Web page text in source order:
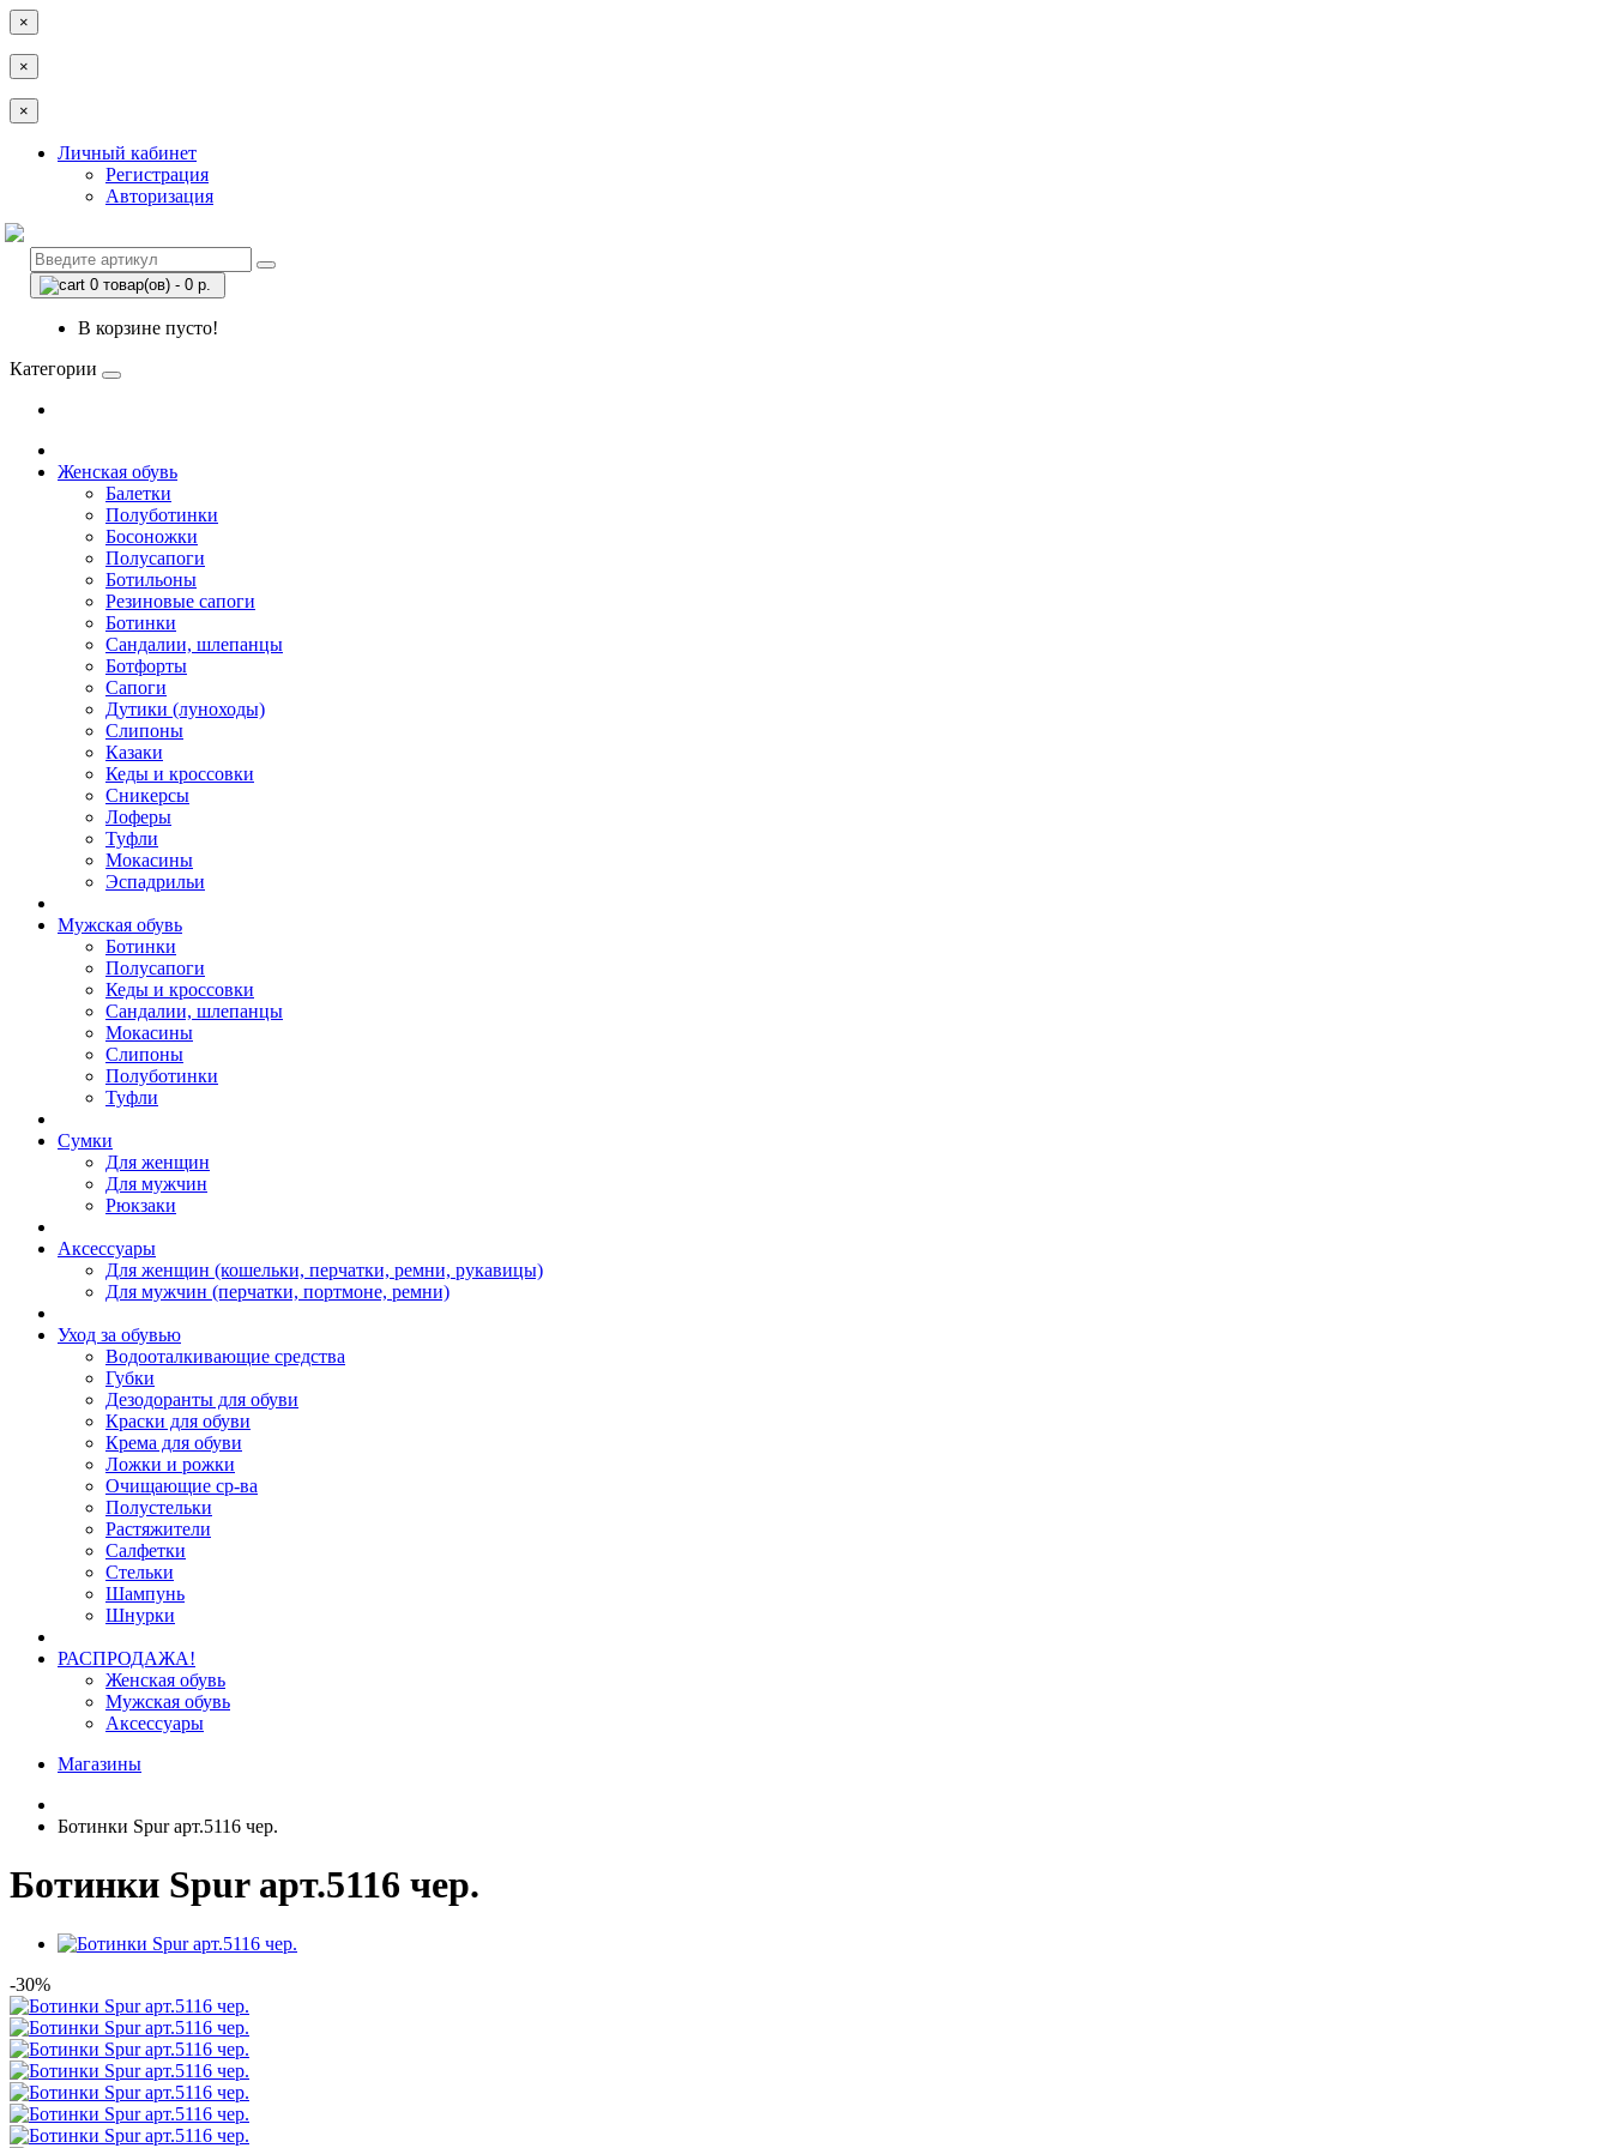
×
×
×
Личный кабинет
Регистрация
Авторизация
0 товар(ов) - 0 р.
В корзине пусто!
Категории
Женская обувь
Балетки
Полуботинки
Босоножки
Полусапоги
Ботильоны
Резиновые сапоги
Ботинки
Сандалии, шлепанцы
Ботфорты
Сапоги
Дутики (луноходы)
Слипоны
Казаки
Кеды и кроссовки
Сникерсы
Лоферы
Туфли
Мокасины
Эспадрильи
Мужская обувь
Ботинки
Полусапоги
Кеды и кроссовки
Сандалии, шлепанцы
Мокасины
Слипоны
Полуботинки
Туфли
Сумки
Для женщин
Для мужчин
Рюкзаки
Аксессуары
Для женщин (кошельки, перчатки, ремни, рукавицы)
Для мужчин (перчатки, портмоне, ремни)
Уход за обувью
Водооталкивающие средства
Губки
Дезодоранты для обуви
Краски для обуви
Крема для обуви
Ложки и рожки
Очищающие ср-ва
Полустельки
Растяжители
Салфетки
Стельки
Шампунь
Шнурки
РАСПРОДАЖА!
Женская обувь
Мужская обувь
Аксессуары
Магазины
Ботинки Spur арт.5116 чер.
Ботинки Spur арт.5116 чер.
-30%